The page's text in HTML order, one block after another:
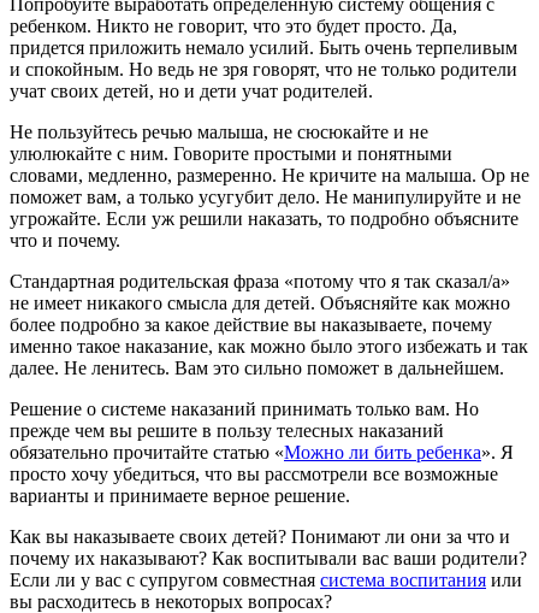
ребенком. Никто не говорит, что это будет просто. Да,
придется приложить немало усилий. Быть очень терпеливым
и спокойным. Но ведь не зря говорят, что не только родители
учат своих детей, но и дети учат родителей.
Не пользуйтесь речью малыша, не сюсюкайте и не
улюлюкайте с ним. Говорите простыми и понятными
словами, медленно, размеренно. Не кричите на малыша. Ор не
поможет вам, а только усугубит дело. Не манипулируйте и не
угрожайте. Если уж решили наказать, то подробно объясните
что и почему.
Стандартная родительская фраза «потому что я так сказал/а»
не имеет никакого смысла для детей. Объясняйте как можно
более подробно за какое действие вы наказываете, почему
именно такое наказание, как можно было этого избежать и так
далее. Не ленитесь. Вам это сильно поможет в дальнейшем.
Решение о системе наказаний принимать только вам. Но
прежде чем вы решите в пользу телесных наказаний
обязательно прочитайте статью «Можно ли бить ребенка». Я
просто хочу убедиться, что вы рассмотрели все возможные
варианты и принимаете верное решение.
Как вы наказываете своих детей? Понимают ли они за что и
почему их наказывают? Как воспитывали вас ваши родители?
Если ли у вас с супругом совместная система воспитания или
вы расходитесь в некоторых вопросах?